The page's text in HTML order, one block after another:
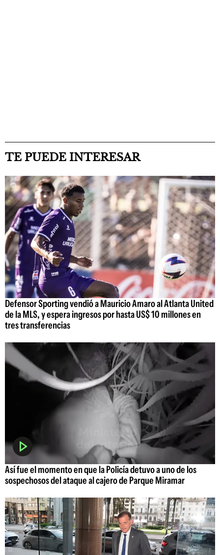
TE PUEDE INTERESAR
Defensor Sporting vendió a Mauricio Amaro al Atlanta United
de la MLS, y espera ingresos por hasta US$ 10 millones en
tres transferencias
Así fue el momento en que la Policía detuvo a uno de los
sospechosos del ataque al cajero de Parque Miramar